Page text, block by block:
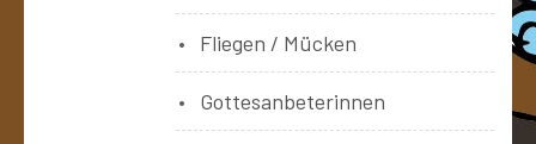
Fliegen / Mücken
Gottesanbeterinnen